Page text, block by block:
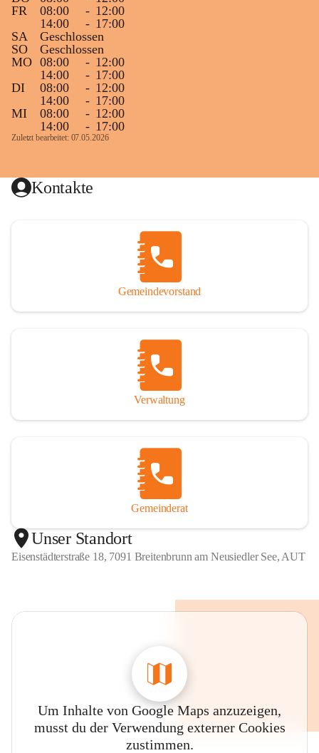
FR
08:00 - 12:00
14:00
- 17:00
SA
Geschlossen
SO
Geschlossen
MO 08:00 - 12:00
14:00
- 17:00
DI
08:00 - 12:00
14:00
- 17:00
MI
08:00 - 12:00
14:00
- 17:00
Zuletzt bearbeitet: 07.05.2026
Kontakte
Gemeindevorstand
Verwaltung
Gemeinderat
Unser Standort
Eisenstädterstraße 18, 7091 Breitenbrunn am Neusiedler See, AUT
Um Inhalte von Google Maps anzuzeigen,
musst du der Verwendung externer Cookies
zustimmen.